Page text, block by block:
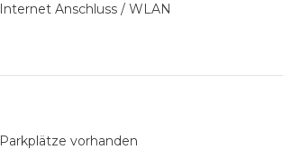
Internet Anschluss / WLAN
Parkplätze vorhanden